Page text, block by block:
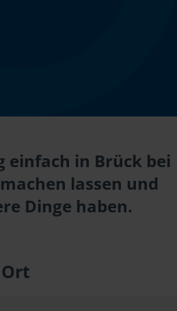
einfach in Brück bei
lassen und
Dinge haben.